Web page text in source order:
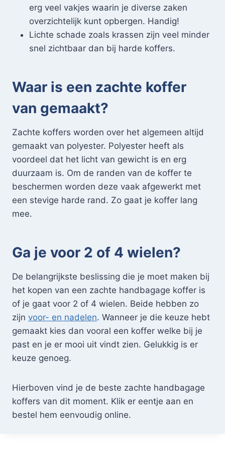
erg veel vakjes waarin je diverse zaken
overzichtelijk kunt opbergen. Handig!
Lichte schade zoals krassen zijn veel minder
snel zichtbaar dan bij harde koffers.
Waar is een zachte koffer
van gemaakt?
Zachte koffers worden over het algemeen altijd
gemaakt van polyester. Polyester heeft als
voordeel dat het licht van gewicht is en erg
duurzaam is. Om de randen van de koffer te
beschermen worden deze vaak afgewerkt met
een stevige harde rand. Zo gaat je koffer lang
mee.
Ga je voor 2 of 4 wielen?
De belangrijkste beslissing die je moet maken bij
het kopen van een zachte handbagage koffer is
of je gaat voor 2 of 4 wielen. Beide hebben zo
zijn voor- en nadelen. Wanneer je die keuze hebt
gemaakt kies dan vooral een koffer welke bij je
past en je er mooi uit vindt zien. Gelukkig is er
keuze genoeg.
Hierboven vind je de beste zachte handbagage
koffers van dit moment. Klik er eentje aan en
bestel hem eenvoudig online.